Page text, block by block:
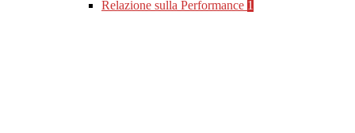
Relazione sulla Performance 1